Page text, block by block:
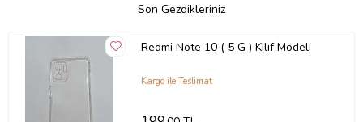
Son Gezdikleriniz
Redmi Note 10 ( 5 G ) Kılıf Modeli
Kargo ile Teslimat